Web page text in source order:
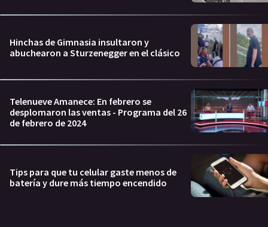
Hinchas de Gimnasia insultaron y
abuchearon a Sturzenegger en el clásico
Telenueve Amanece: En febrero se
desplomaron las ventas - Programa del 26
de febrero de 2024
Tips para que tu celular gaste menos de
batería y dure más tiempo encendido